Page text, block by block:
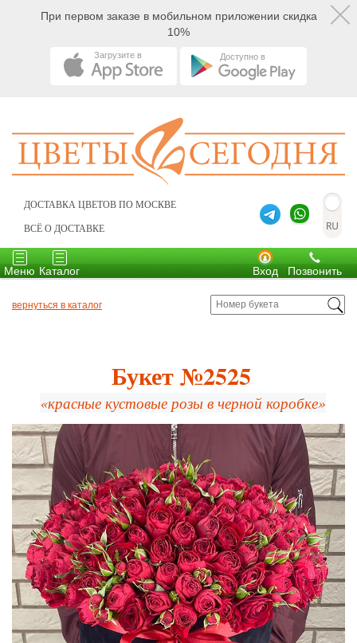
При первом заказе в мобильном приложении скидка
10%
Загрузите в Доступно в
ДОСТАВКА ЦВЕТОВ ПО МОСКВЕ
ВСЁ О ДОСТАВКЕ
Toggle
navigation
Меню
Toggle
navigation
Каталог Позвонить
Вход
вернуться в каталог
Букет №2525
«красные кустовые розы в черной коробке»